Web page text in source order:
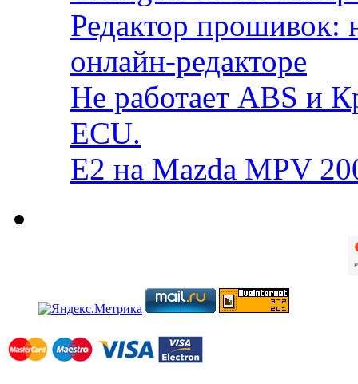
Редактор прошивок:
онлайн-редакторе
Не работает ABS и
ECU.
E2 на Mazda MPV